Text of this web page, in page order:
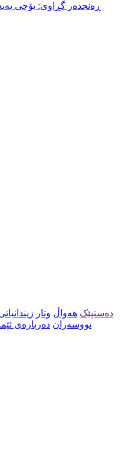
ڕەنجدەر گڕاوی: بۆچی
دەستپێک هەواڵ وتار
نووسەران دەربارەی